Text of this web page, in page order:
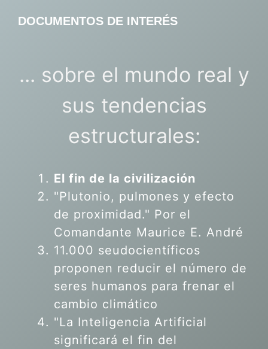
DOCUMENTOS DE INTERÉS
... sobre el mundo real y
sus tendencias
estructurales:
El fin de la civilización
"Plutonio, pulmones y efecto
de proximidad." Por el
Comandante Maurice E. André
11.000 seudocientíficos
proponen reducir el número de
seres humanos para frenar el
cambio climático
"La Inteligencia Artificial
significará el fin del